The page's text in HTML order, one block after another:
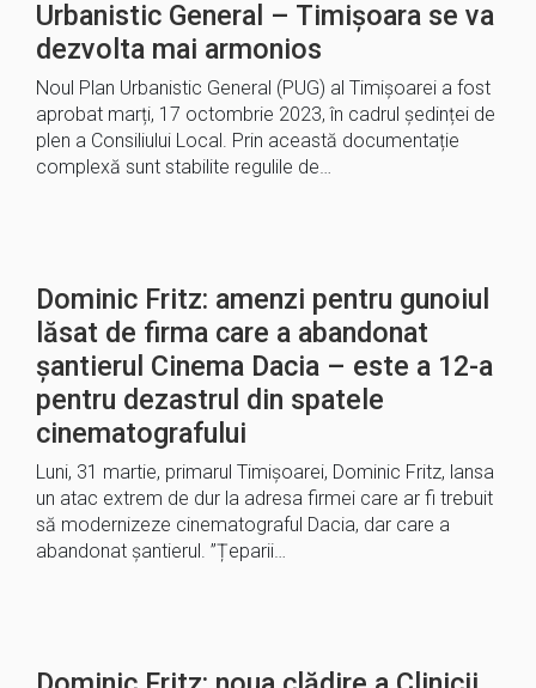
Urbanistic General – Timișoara se va
dezvolta mai armonios
Noul Plan Urbanistic General (PUG) al Timișoarei a fost
aprobat marți, 17 octombrie 2023, în cadrul ședinței de
plen a Consiliului Local. Prin această documentație
complexă sunt stabilite regulile de…
Dominic Fritz: amenzi pentru gunoiul
lăsat de firma care a abandonat
șantierul Cinema Dacia – este a 12-a
pentru dezastrul din spatele
cinematografului
Luni, 31 martie, primarul Timișoarei, Dominic Fritz, lansa
un atac extrem de dur la adresa firmei care ar fi trebuit
să modernizeze cinematograful Dacia, dar care a
abandonat șantierul. ”Țeparii…